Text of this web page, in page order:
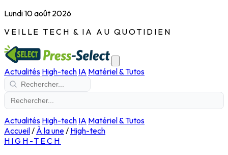
Lundi 10 août 2026
VEILLE TECH & IA AU QUOTIDIEN
Actualités High-tech IA Matériel & Tutos
Actualités High-tech IA Matériel & Tutos
Accueil/ À la une/ High-tech
HIGH-TECH